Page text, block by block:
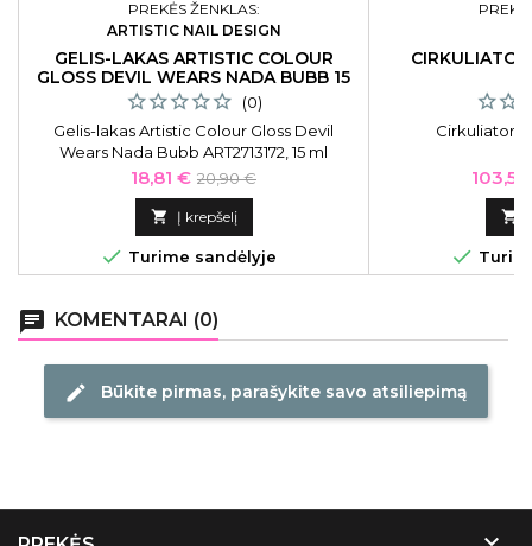
PREKĖS ŽENKLAS:
ARTISTIC NAIL DESIGN
GELIS-LAKAS ARTISTIC COLOUR
GLOSS DEVIL WEARS NADA BUBB 15
ML
(0)
Gelis-lakas Artistic Colour Gloss Devil
Wears Nada Bubb ART2713172, 15 ml
Kaina
18,81 € Bazinė
kaina
20,90 €
 Į krepšelį
 Turime sandėlyje
Kaina


chat KOMENTARAI (0)
edit Būkite pirmas, parašykite savo atsiliepimą